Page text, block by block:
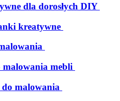
dla dorosłych DIY
kreatywne
malowania mebli
do malowania